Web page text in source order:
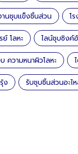
านชุบแข็งชิ้นส่วน โ
ย์ โลหะ ไลน์ชุบซิงค์
ความหนาผิวโลหะ
ง รับชุบชิ้นส่วนอะไ